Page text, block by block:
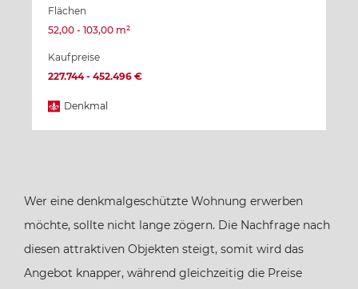
Flächen
52,00 - 103,00 m²
Kaufpreise
227.744 - 452.496 €
Denkmal
Wer eine denkmalgeschützte Wohnung erwerben
möchte, sollte nicht lange zögern. Die Nachfrage nach
diesen attraktiven Objekten steigt, somit wird das
Angebot knapper, während gleichzeitig die Preise